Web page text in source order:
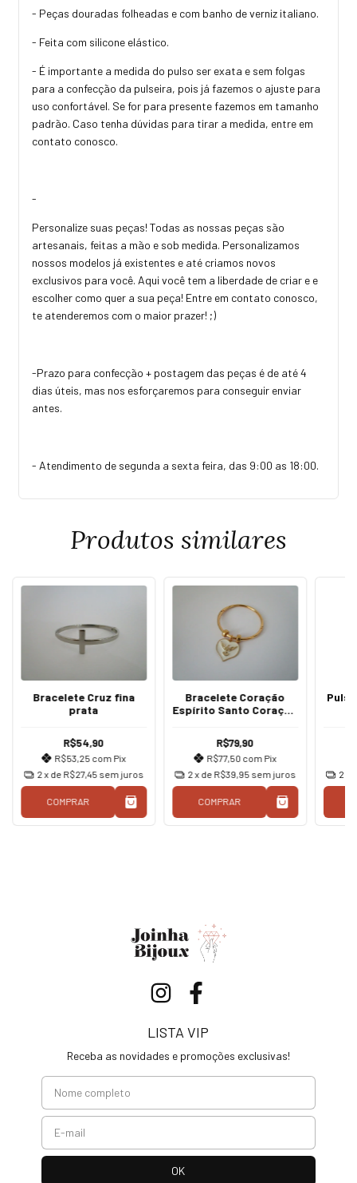
- Peças douradas folheadas e com banho de verniz italiano.
- Feita com silicone elástico.
- É importante a medida do pulso ser exata e sem folgas
para a confecção da pulseira, pois já fazemos o ajuste para
uso confortável. Se for para presente fazemos em tamanho
padrão. Caso tenha dúvidas para tirar a medida, entre em
contato conosco.
-
Personalize suas peças! Todas as nossas peças são
artesanais, feitas a mão e sob medida. Personalizamos
nossos modelos já existentes e até criamos novos
exclusivos para você. Aqui você tem a liberdade de criar e e
escolher como quer a sua peça! Entre em contato conosco,
te atenderemos com o maior prazer! ;)
-Prazo para confecção + postagem das peças é de até 4
dias úteis, mas nos esforçaremos para conseguir enviar
antes.
- Atendimento de segunda a sexta feira, das 9:00 as 18:00.
Produtos similares
Bracelete Cruz fina
prata
R$54,90
R$53,25 com Pix
2x de R$27,45 sem juros
COMPRAR
Bracelete Coração
Espírito Santo Coração
R$79,90
R$77,50 com Pix
2x de R$39,95 sem juros
COMPRAR
2
LISTA VIP
Receba as novidades e promoções exclusivas!